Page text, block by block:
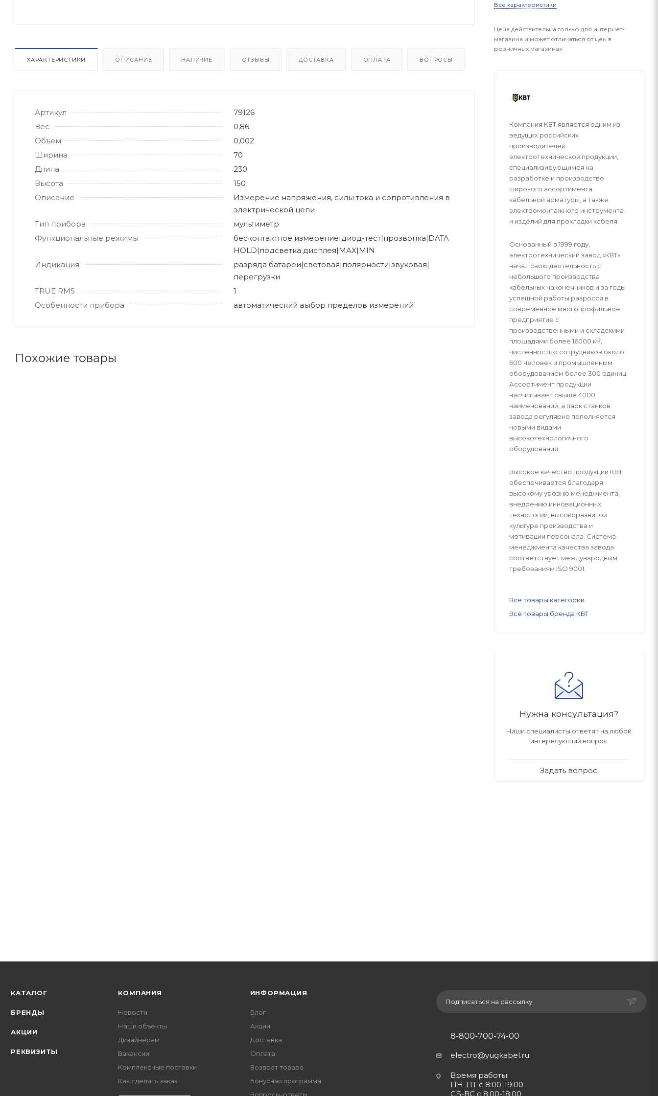
ХАРАКТЕРИСТИКИ ОПИСАНИЕ НАЛИЧИЕ ОТЗЫВЫ ДОСТАВКА ОПЛАТА ВОПРОСЫ
Артикул
79126
Вес
0,86
Объем
0,002
Ширина
70
Длина
230
Высота
150
Описание
Измерение напряжения, силы тока и сопротивления в
электрической цепи
Тип прибора
мультиметр
Функциональные режимы
бесконтактное измерение|диод-тест|прозвонка|DATA
HOLD|подсветка дисплея|MAX|MIN
Индикация
разряда батареи|световая|полярности|звуковая|
перегрузки
TRUE RMS
1
Особенности прибора
автоматический выбор пределов измерений
Похожие товары
Все характеристики
Цена действительна только для интернет-
магазина и может отличаться от цен в
розничных магазинах
Компания КВТ является одним из
ведущих российских
производителей
электротехнической продукции,
специализирующимся на
разработке и производстве
широкого ассортимента
кабельной арматуры, а также
электромонтажного инструмента
и изделий для прокладки кабеля.
Основанный в 1999 году,
электротехнический завод «КВТ»
начал свою деятельность с
небольшого производства
кабельных наконечников и за годы
успешной работы разросся в
современное многопрофильное
предприятие с
производственными и складскими
площадями более 16000 м²,
численностью сотрудников около
600 человек и промышленным
оборудованием более 300 единиц.
Ассортимент продукции
насчитывает свыше 4000
наименований, а парк станков
завода регулярно пополняется
новыми видами
высокотехнологичного
оборудования.
Высокое качество продукции КВТ
обеспечивается благодаря
высокому уровню менеджмента,
внедрению инновационных
технологий, высокоразвитой
культуре производства и
мотивации персонала. Система
менеджмента качества завода
соответствует международным
требованиям ISO 9001.
Все товары категории
Все товары бренда КВТ
Нужна консультация?
Наши специалисты ответят на любой
интересующий вопрос
Задать вопрос
КАТАЛОГ
БРЕНДЫ
АКЦИИ
РЕКВИЗИТЫ
КОМПАНИЯ
Новости
Наши объекты
Дизайнерам
Вакансии
Комплексные поставки
Как сделать заказ
ИНФОРМАЦИЯ
Блог
Акции
Доставка
Оплата
Возврат товара
Бонусная программа
Подписаться на рассылку
8-800-700-74-00
electro@yugkabel.ru
Время работы:
ПН-ПТ с 8:00-19:00
СБ-ВС с 8:00-18:00